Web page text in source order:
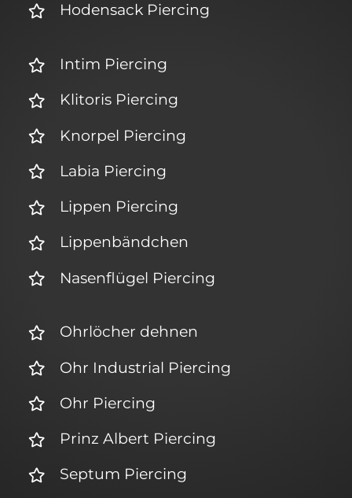
Hodensack Piercing
Intim Piercing
Klitoris Piercing
Knorpel Piercing
Labia Piercing
Lippen Piercing
Lippenbändchen
Nasenflügel Piercing
Ohrlöcher dehnen
Ohr Industrial Piercing
Ohr Piercing
Prinz Albert Piercing
Septum Piercing